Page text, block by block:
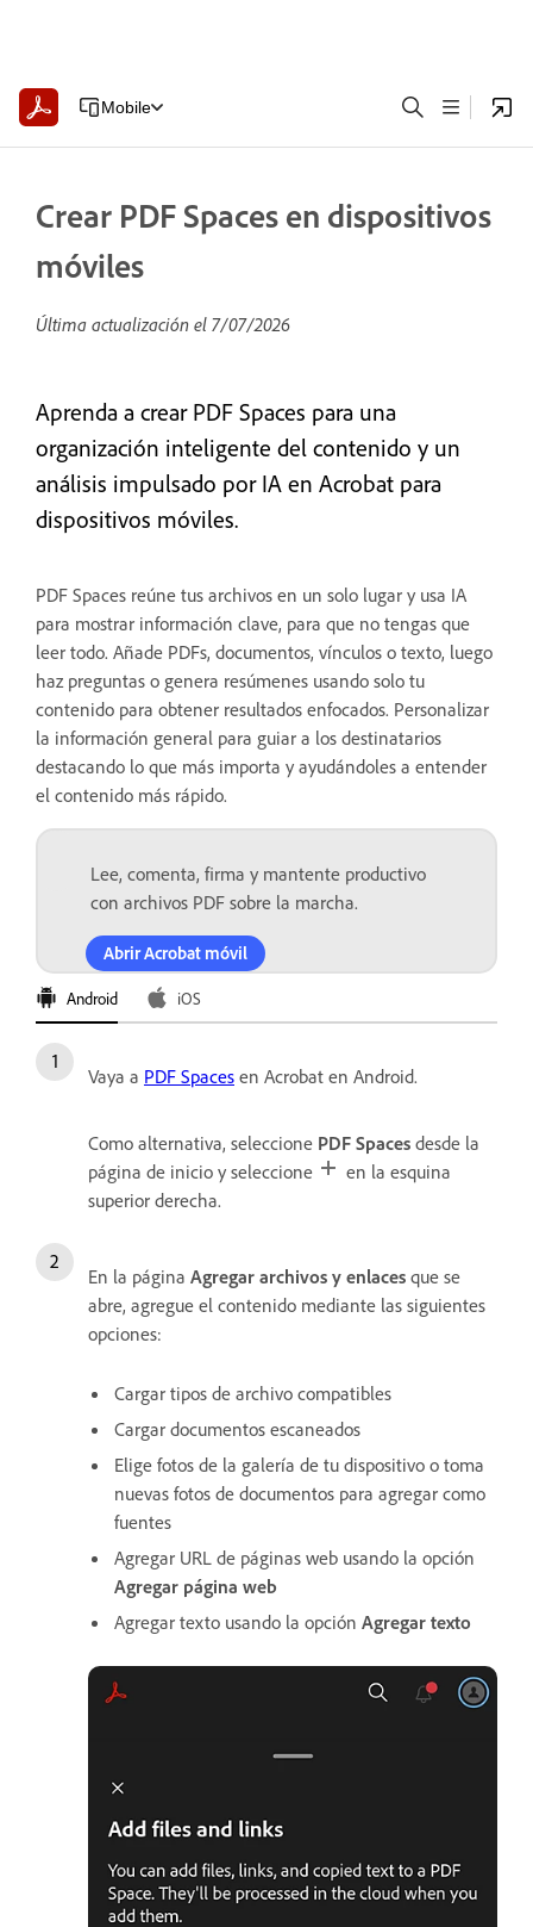
Mobile
Crear PDF Spaces en dispositivos
móviles
Última actualización el 7/07/2026
Aprenda a crear PDF Spaces para una
organización inteligente del contenido y un
análisis impulsado por IA en Acrobat para
dispositivos móviles.
PDF Spaces reúne tus archivos en un solo lugar y usa IA
para mostrar información clave, para que no tengas que
leer todo. Añade PDFs, documentos, vínculos o texto, luego
haz preguntas o genera resúmenes usando solo tu
contenido para obtener resultados enfocados. Personalizar
la información general para guiar a los destinatarios
destacando lo que más importa y ayudándoles a entender
el contenido más rápido.
Lee, comenta, firma y mantente productivo
con archivos PDF sobre la marcha.
Abrir Acrobat móvil
Android iOS
Vaya a PDF Spaces en Acrobat en Android.
Como alternativa, seleccione PDF Spaces desde la
página de inicio y seleccione
en la esquina
superior derecha.
En la página Agregar archivos y enlaces que se
abre, agregue el contenido mediante las siguientes
opciones:
Cargar tipos de archivo compatibles
Cargar documentos escaneados
Elige fotos de la galería de tu dispositivo o toma
nuevas fotos de documentos para agregar como
fuentes
Agregar URL de páginas web usando la opción
Agregar página web
Agregar texto usando la opción Agregar texto